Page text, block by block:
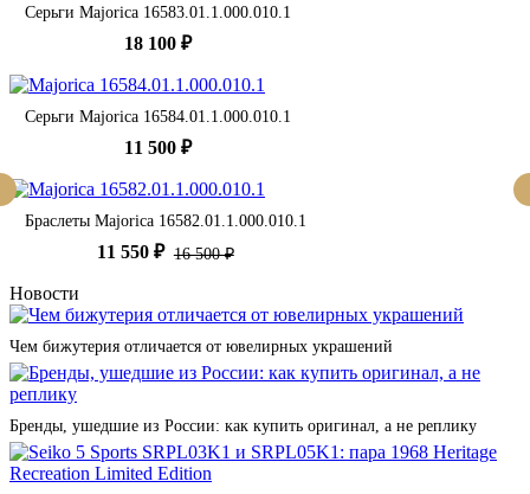
Серьги Majorica 16583.01.1.000.010.1
18 100 ₽
Серьги Majorica 16584.01.1.000.010.1
11 500 ₽
Браслеты Majorica 16582.01.1.000.010.1
11 550 ₽ 16 500 ₽
Новости
Чем бижутерия отличается от ювелирных украшений
Бренды, ушедшие из России: как купить оригинал, а не реплику